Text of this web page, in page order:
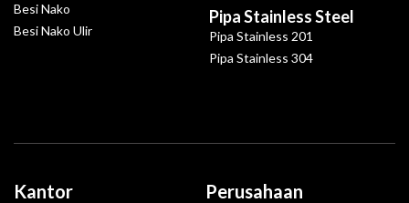
Besi Nako
Besi Nako Ulir
Pipa Stainless Steel
Pipa Stainless 201
Pipa Stainless 304
Kantor Perusahaan